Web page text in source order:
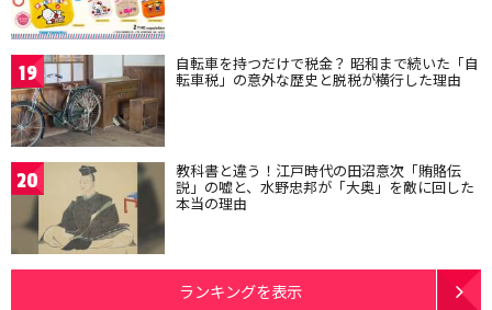
19 自転車を持つだけで税金？ 昭和まで続いた「自
転車税」の意外な歴史と脱税が横行した理由
20 教科書と違う！江戸時代の田沼意次「賄賂伝
説」の嘘と、水野忠邦が「大奥」を敵に回した
本当の理由
ランキングを表示